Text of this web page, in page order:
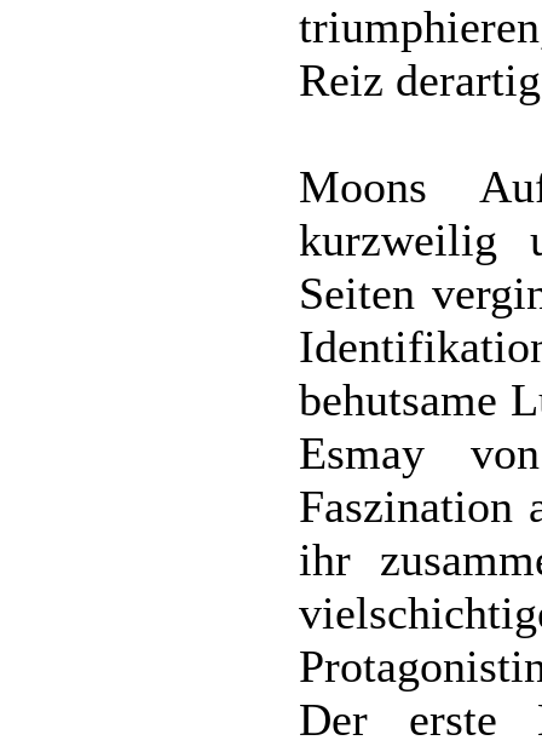
Reiz
Moons
kurzweilig
Seiten
behutsame
Esmay
Faszination
ihr
Der erste